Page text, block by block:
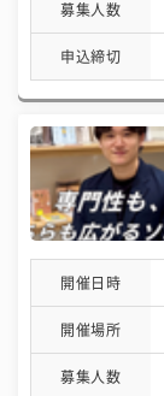
募集人数
申込締切
開催日時
開催場所
募集人数